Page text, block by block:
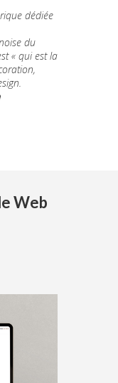
dédiée
du
« qui est la
Web